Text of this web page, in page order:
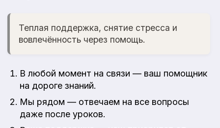
Теплая поддержка, снятие стресса и
вовлечённость через помощь.
В любой момент на связи — ваш помощник
на дороге знаний.
Мы рядом — отвечаем на все вопросы
даже после уроков.